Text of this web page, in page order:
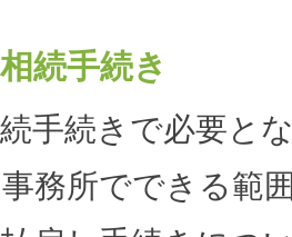
続手続き
手続きで必要と
務所でできる範